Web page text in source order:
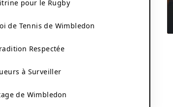
pour le Rugby
de Tennis de Wimbledon
Respectée
à Surveiller
de Wimbledon